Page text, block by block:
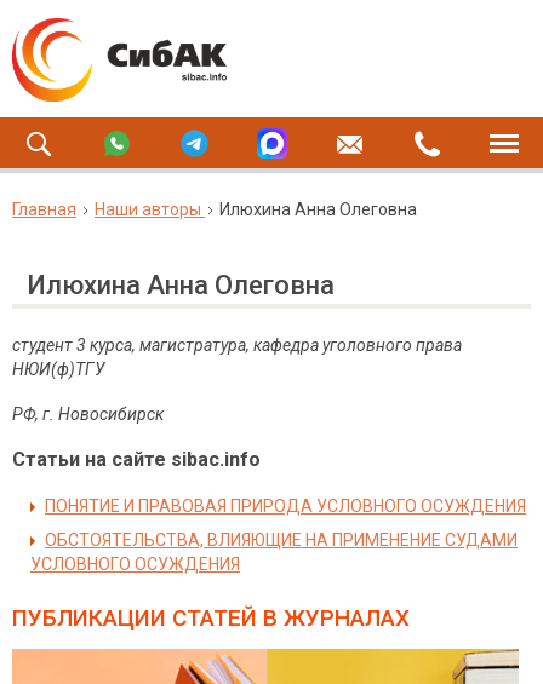
Главная Наши авторы Илюхина Анна Олеговна
Илюхина Анна Олеговна
студент 3 курса, магистратура, кафедра уголовного права
НЮИ(ф)ТГУ
РФ, г. Новосибирск
Статьи на сайте sibac.info
ПОНЯТИЕ И ПРАВОВАЯ ПРИРОДА УСЛОВНОГО ОСУЖДЕНИЯ
ОБСТОЯТЕЛЬСТВА, ВЛИЯЮЩИЕ НА ПРИМЕНЕНИЕ СУДАМИ
УСЛОВНОГО ОСУЖДЕНИЯ
ПУБЛИКАЦИИ СТАТЕЙ В ЖУРНАЛАХ